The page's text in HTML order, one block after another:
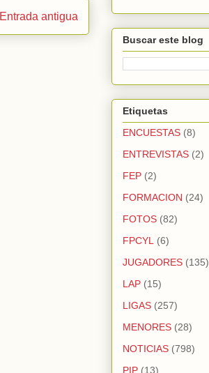
Entrada antigua
Buscar este blog
Etiquetas
ENCUESTAS (8)
ENTREVISTAS (2)
FEP (2)
FORMACION (24)
FOTOS (82)
FPCYL (6)
JUGADORES (135)
LAP (15)
LIGAS (257)
MENORES (28)
NOTICIAS (798)
PIP (13)